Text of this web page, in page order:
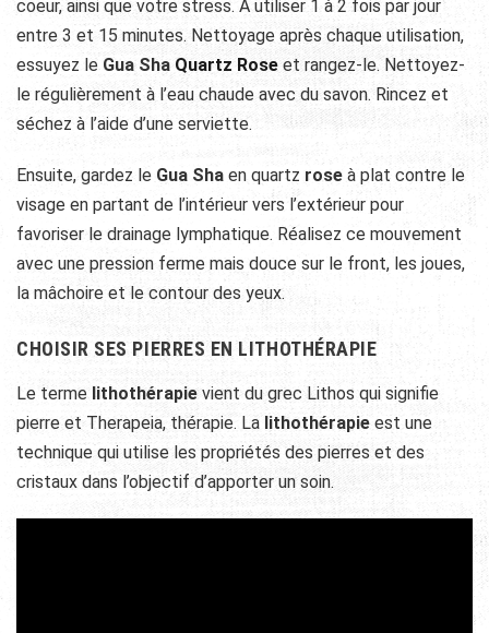
coeur, ainsi que votre stress. À utiliser 1 à 2 fois par jour
entre 3 et 15 minutes. Nettoyage après chaque utilisation,
essuyez le Gua Sha Quartz Rose et rangez-le. Nettoyez-
le régulièrement à l’eau chaude avec du savon. Rincez et
séchez à l’aide d’une serviette.
Ensuite, gardez le Gua Sha en quartz rose à plat contre le
visage en partant de l’intérieur vers l’extérieur pour
favoriser le drainage lymphatique. Réalisez ce mouvement
avec une pression ferme mais douce sur le front, les joues,
la mâchoire et le contour des yeux.
CHOISIR SES PIERRES EN LITHOTHÉRAPIE
Le terme lithothérapie vient du grec Lithos qui signifie
pierre et Therapeia, thérapie. La lithothérapie est une
technique qui utilise les propriétés des pierres et des
cristaux dans l’objectif d’apporter un soin.